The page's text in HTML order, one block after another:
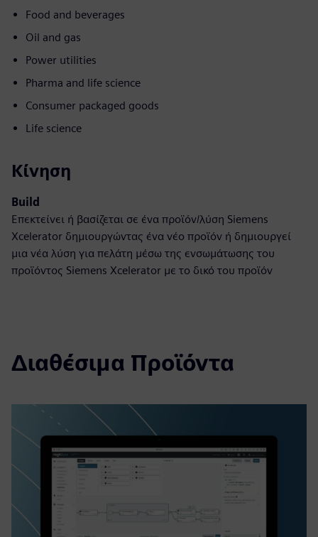
Food and beverages
Oil and gas
Power utilities
Pharma and life science
Consumer packaged goods
Life science
Κίνηση
Build
Επεκτείνει ή βασίζεται σε ένα προϊόν/λύση Siemens
Xcelerator δημιουργώντας ένα νέο προϊόν ή δημιουργεί
μια νέα λύση για πελάτη μέσω της ενσωμάτωσης του
προϊόντος Siemens Xcelerator με το δικό του προϊόν
Διαθέσιμα Προϊόντα